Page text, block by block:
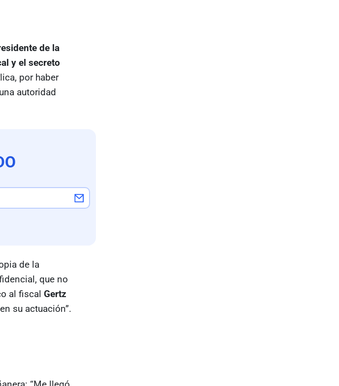
de la
y el secreto
por haber
autoridad
de la
que no
al fiscal Gertz
su actuación”.